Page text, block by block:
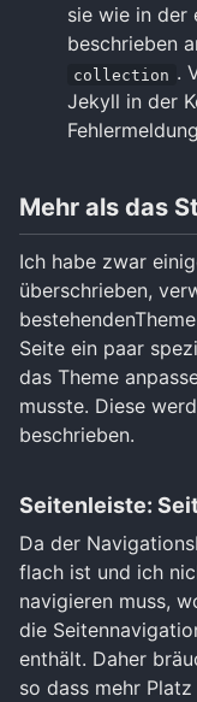
sie wie in der
beschrieben
collection .
Jekyll in der
Mehr als das
Ich habe zwar
überschrieben,
Seite ein paar
das Theme
musste. Diese
beschrieben.
Seitenleiste:
Da der
flach ist und ich
navigieren muss,
die
enthält. Daher
so dass mehr